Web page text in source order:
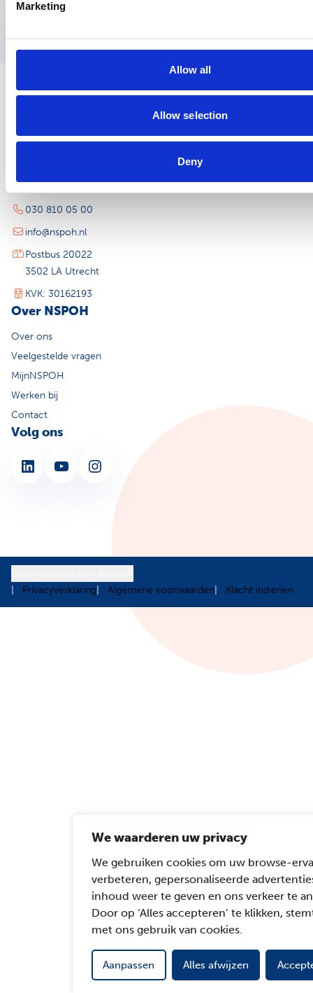
Marketing
Allow all
Allow selection
Deny
We waarderen uw privacy
We gebruiken cookies om uw browse-
verbeteren, gepersonaliseerde
inhoud weer te geven en ons verkeer te
Door op ‘Alles accepteren’ te klikken,
met ons gebruik van cookies.
Aanpassen Alles afwijzen
Contact
030 810 05 00
info@nspoh.nl
Postbus 20022
3502 LA Utrecht
KVK: 30162193
Over NSPOH
Over ons
Veelgestelde vragen
MijnNSPOH
Werken bij
Contact
Volg ons
LinkedIn YouTube Instagram
Privacyverklaring
Algemene voorwaarden Klacht indienen